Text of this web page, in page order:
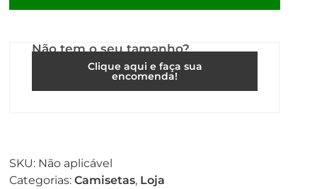
Não tem o seu tamanho?
Clique aqui e faça sua
encomenda!
SKU: Não aplicável
Categorias: Camisetas, Loja